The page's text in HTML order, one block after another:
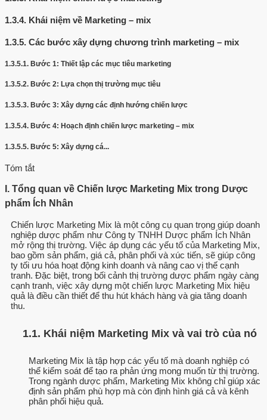
1.3.4. Khái niệm về Marketing – mix
1.3.5. Các bước xây dựng chương trình marketing – mix
1.3.5.1. Bước 1: Thiết lập các mục tiêu marketing
1.3.5.2. Bước 2: Lựa chọn thị trường mục tiêu
1.3.5.3. Bước 3: Xây dựng các định hướng chiến lược
1.3.5.4. Bước 4: Hoạch định chiến lược marketing – mix
1.3.5.5. Bước 5: Xây dựng cá...
Tóm tắt
I. Tổng quan về Chiến lược Marketing Mix trong Dược
phẩm Ích Nhân
Chiến lược Marketing Mix là một công cụ quan trọng giúp doanh
nghiệp dược phẩm như Công ty TNHH Dược phẩm Ích Nhân
mở rộng thị trường. Việc áp dụng các yếu tố của Marketing Mix,
bao gồm sản phẩm, giá cả, phân phối và xúc tiến, sẽ giúp công
ty tối ưu hóa hoạt động kinh doanh và nâng cao vị thế cạnh
tranh. Đặc biệt, trong bối cảnh thị trường dược phẩm ngày càng
cạnh tranh, việc xây dựng một chiến lược Marketing Mix hiệu
quả là điều cần thiết để thu hút khách hàng và gia tăng doanh
thu.
1.1. Khái niệm Marketing Mix và vai trò của nó
Marketing Mix là tập hợp các yếu tố mà doanh nghiệp có
thể kiểm soát để tạo ra phản ứng mong muốn từ thị trường.
Trong ngành dược phẩm, Marketing Mix không chỉ giúp xác
định sản phẩm phù hợp mà còn định hình giá cả và kênh
phân phối hiệu quả.